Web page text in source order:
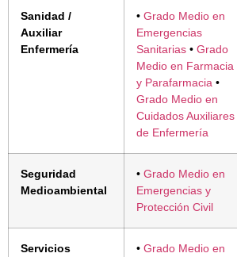
Sanidad /
Auxiliar
Enfermería
• Grado Medio en
Emergencias
Sanitarias • Grado
Medio en Farmacia
y Parafarmacia •
Grado Medio en
Cuidados Auxiliares
de Enfermería
Seguridad
Medioambiental
• Grado Medio en
Emergencias y
Protección Civil
Servicios
• Grado Medio en